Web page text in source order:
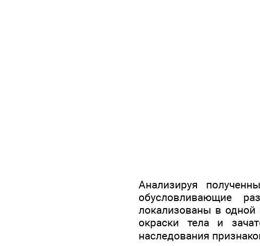
Анализируя
обусловливающие
локализованы в
окраски тела и
наследования